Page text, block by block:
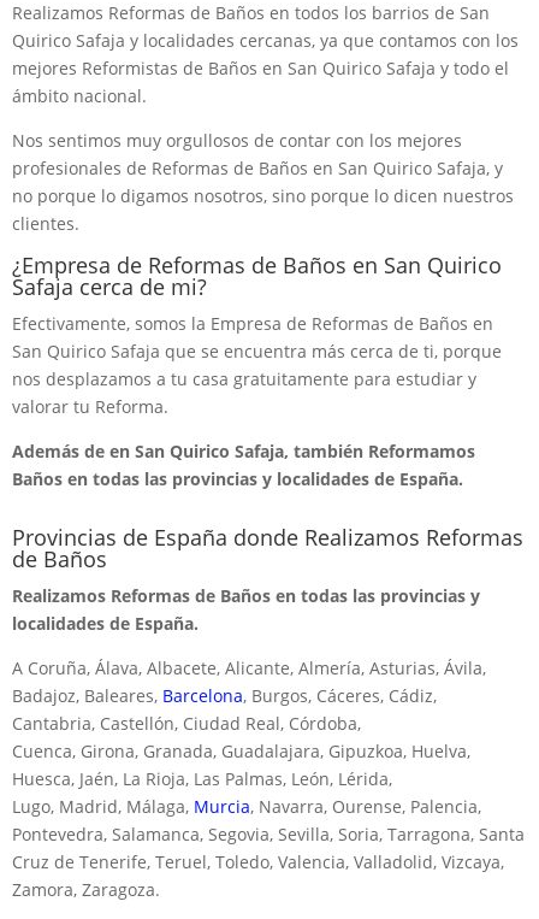
Realizamos Reformas de Baños en todos los barrios de San
Quirico Safaja y localidades cercanas, ya que contamos con los
mejores Reformistas de Baños en San Quirico Safaja y todo el
ámbito nacional.
Nos sentimos muy orgullosos de contar con los mejores
profesionales de Reformas de Baños en San Quirico Safaja, y
no porque lo digamos nosotros, sino porque lo dicen nuestros
clientes.
¿Empresa de Reformas de Baños en San Quirico
Safaja cerca de mi?
Efectivamente, somos la Empresa de Reformas de Baños en
San Quirico Safaja que se encuentra más cerca de ti, porque
nos desplazamos a tu casa gratuitamente para estudiar y
valorar tu Reforma.
Además de en San Quirico Safaja, también Reformamos
Baños en todas las provincias y localidades de España.
Provincias de España donde Realizamos Reformas
de Baños
Realizamos Reformas de Baños en todas las provincias y
localidades de España.
A Coruña, Álava, Albacete, Alicante, Almería, Asturias, Ávila,
Badajoz, Baleares, Barcelona, Burgos, Cáceres, Cádiz,
Cantabria, Castellón, Ciudad Real, Córdoba,
Cuenca, Girona, Granada, Guadalajara, Gipuzkoa, Huelva,
Huesca, Jaén, La Rioja, Las Palmas, León, Lérida,
Lugo, Madrid, Málaga, Murcia, Navarra, Ourense, Palencia,
Pontevedra, Salamanca, Segovia, Sevilla, Soria, Tarragona, Santa
Cruz de Tenerife, Teruel, Toledo, Valencia, Valladolid, Vizcaya,
Zamora, Zaragoza.